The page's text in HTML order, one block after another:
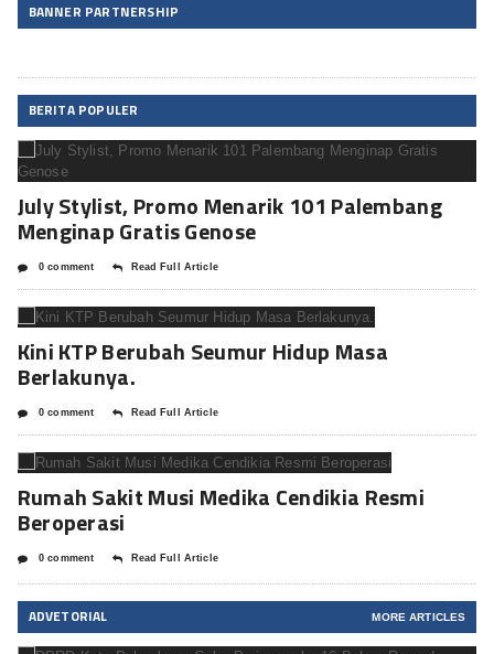
BANNER PARTNERSHIP
BERITA POPULER
July Stylist, Promo Menarik 101 Palembang
Menginap Gratis Genose
0 comment Read Full Article
Kini KTP Berubah Seumur Hidup Masa
Berlakunya.
0 comment Read Full Article
Rumah Sakit Musi Medika Cendikia Resmi
Beroperasi
0 comment Read Full Article
ADVETORIAL MORE ARTICLES